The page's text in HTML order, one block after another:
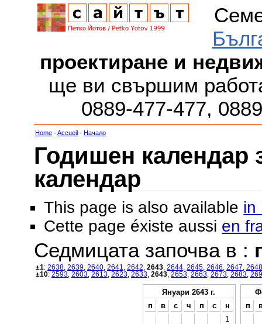
проектиране и
ще ви свършим
0889-477-477,
Home -Accueil - Начало
Годишен календар
календар
This page is also available in
Cette page éxiste aussi en
Седмицата започва в :
±1: 2638 2639 2640 2641 2642 2643 2644 2645 2646 2647 2648
±10: 2593 2603 2613 2623 2633 2643 2653 2663 2673 2683
Януари 2643 г.
п
в с ч п с
н
1
п